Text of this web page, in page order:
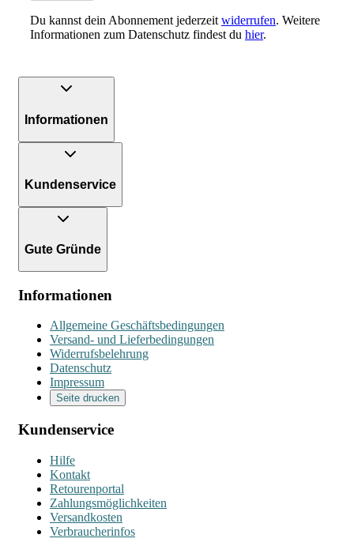
Du kannst dein Abonnement jederzeit widerrufen. Weitere
Informationen zum Datenschutz findest du hier.
Informationen
Kundenservice
Gute Gründe
Informationen
Allgemeine Geschäftsbedingungen
Versand- und Lieferbedingungen
Widerrufsbelehrung
Datenschutz
Impressum
Seite drucken
Kundenservice
Hilfe
Kontakt
Retourenportal
Zahlungsmöglichkeiten
Versandkosten
Verbraucherinfos